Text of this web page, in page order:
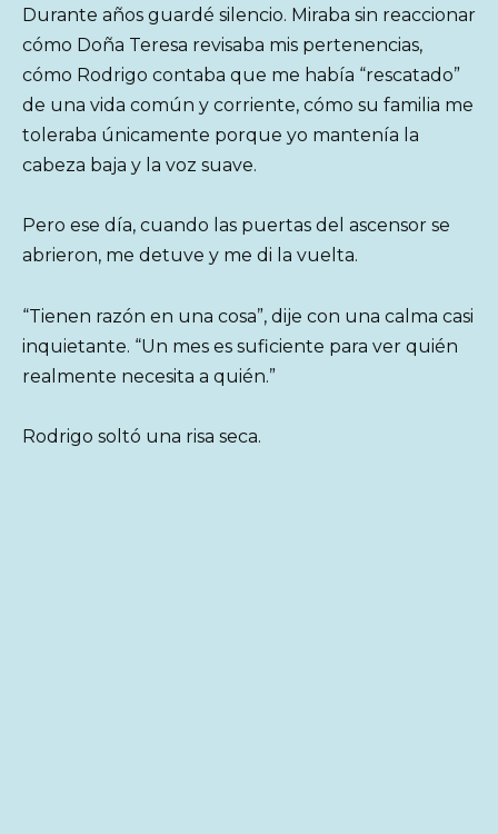
Durante años guardé silencio. Miraba sin reaccionar
cómo Doña Teresa revisaba mis pertenencias,
cómo Rodrigo contaba que me había “rescatado”
de una vida común y corriente, cómo su familia me
toleraba únicamente porque yo mantenía la
cabeza baja y la voz suave.
Pero ese día, cuando las puertas del ascensor se
abrieron, me detuve y me di la vuelta.
“Tienen razón en una cosa”, dije con una calma casi
inquietante. “Un mes es suficiente para ver quién
realmente necesita a quién.”
Rodrigo soltó una risa seca.